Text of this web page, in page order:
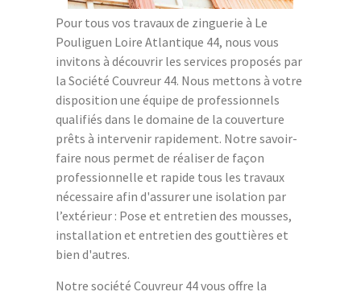
Pour tous vos travaux de zinguerie à Le
Pouliguen Loire Atlantique 44, nous vous
invitons à découvrir les services proposés par
la Société Couvreur 44. Nous mettons à votre
disposition une équipe de professionnels
qualifiés dans le domaine de la couverture
prêts à intervenir rapidement. Notre savoir-
faire nous permet de réaliser de façon
professionnelle et rapide tous les travaux
nécessaire afin d'assurer une isolation par
l’extérieur : Pose et entretien des mousses,
installation et entretien des gouttières et
bien d'autres.
Notre société Couvreur 44 vous offre la